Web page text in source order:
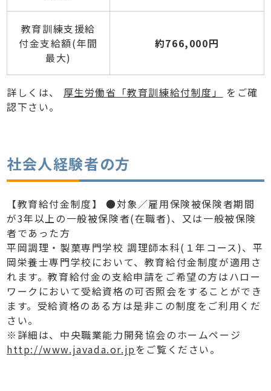
教育訓練支援給
付金支給額(年間
最大)
約766,000円
詳しくは、 厚生労働省「教育訓練給付制度」
をご確
認下さい。
社会人経験者の方
【教育給付金制度】 ●対象／雇用保険被保険者期間
が3年以上の一般被保険者(在職者)、又は一般被保険
者であった方
平岡調理・製菓専門学校 調理師本科(１年コース)、平
岡栄養士専門学校において、教育給付金制度が適用さ
れます。教育給付金の支給申請をご希望の方はハロー
ワークにおいて受給資格の可否照会をすることができ
ます。受給資格のある方は是非この制度をご利用くだ
さい。
※詳細は、中央職業能力開発協会のホームページ
http://www.javada.or.jpをご覧ください。